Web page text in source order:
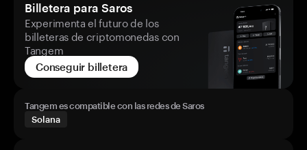
Billetera para Saros
Experimenta el futuro de los
billeteras de criptomonedas con
Tangem
Conseguir billetera
Tangem es compatible con las redes de Saros
Solana